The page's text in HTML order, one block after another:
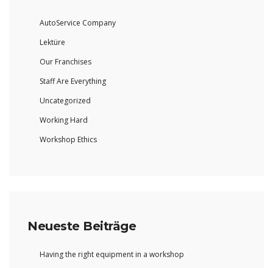
AutoService Company
Lektüre
Our Franchises
Staff Are Everything
Uncategorized
Working Hard
Workshop Ethics
Neueste Beiträge
Having the right equipment in a workshop